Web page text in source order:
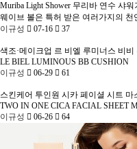
Muriba Light Shower 무리바 연수 샤
웨이브 볼은 특허 받은 여러가지의 천
이규성
07-16 37
색조·메이크업 르 비엘 루미너스 비비
LE BIEL LUMINOUS BB CUSHION
이규성
06-29 61
스킨케어 투인원 시카 페이셜 시트 마
TWO IN ONE CICA FACIAL SHEET
이규성
06-26 64